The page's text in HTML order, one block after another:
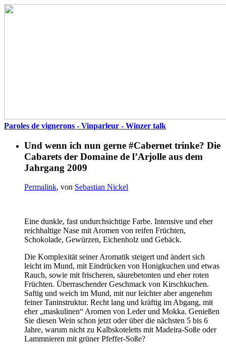
Paroles de vignerons - Vinparleur - Winzer talk
Und wenn ich nun gerne #Cabernet trinke? Die
Cabarets der Domaine de l’Arjolle aus dem
Jahrgang 2009
Permalink, von Sebastian Nickel
Eine dunkle, fast undurchsichtige Farbe. Intensive und eher
reichhaltige Nase mit Aromen von reifen Früchten,
Schokolade, Gewürzen, Eichenholz und Gebäck.
Die Komplexität seiner Aromatik steigert und ändert sich
leicht im Mund, mit Eindrücken von Honigkuchen und etwas
Rauch, sowie mit frischeren, säurebetonten und eher roten
Früchten. Überraschender Geschmack von Kirschkuchen.
Saftig und weich im Mund, mit nur leichter aber angenehm
feiner Taninstruktur. Recht lang und kräftig im Abgang, mit
eher „maskulinen“ Aromen von Leder und Mokka. Genießen
Sie diesen Wein schon jetzt oder über die nächsten 5 bis 6
Jahre, warum nicht zu Kalbskoteletts mit Madeira-Soße oder
Lammnieren mit grüner Pfeffer-Soße?